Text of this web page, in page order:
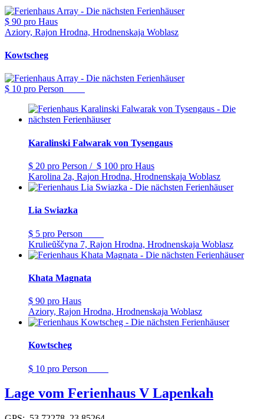
$ 90 pro Haus
Aziory, Rajon Hrodna, Hrodnenskaja Woblasz
Kowtscheg
$ 10 pro Person
Karalinski Falwarak von Tysengaus
$ 20 pro Person / $ 100 pro Haus
Karolina 2a, Rajon Hrodna, Hrodnenskaja Woblasz
Lia Swiazka
$ 5 pro Person
Krulieŭščyna 7, Rajon Hrodna, Hrodnenskaja Woblasz
Khata Magnata
$ 90 pro Haus
Aziory, Rajon Hrodna, Hrodnenskaja Woblasz
Kowtscheg
$ 10 pro Person
Lage vom Ferienhaus V Lapenkah